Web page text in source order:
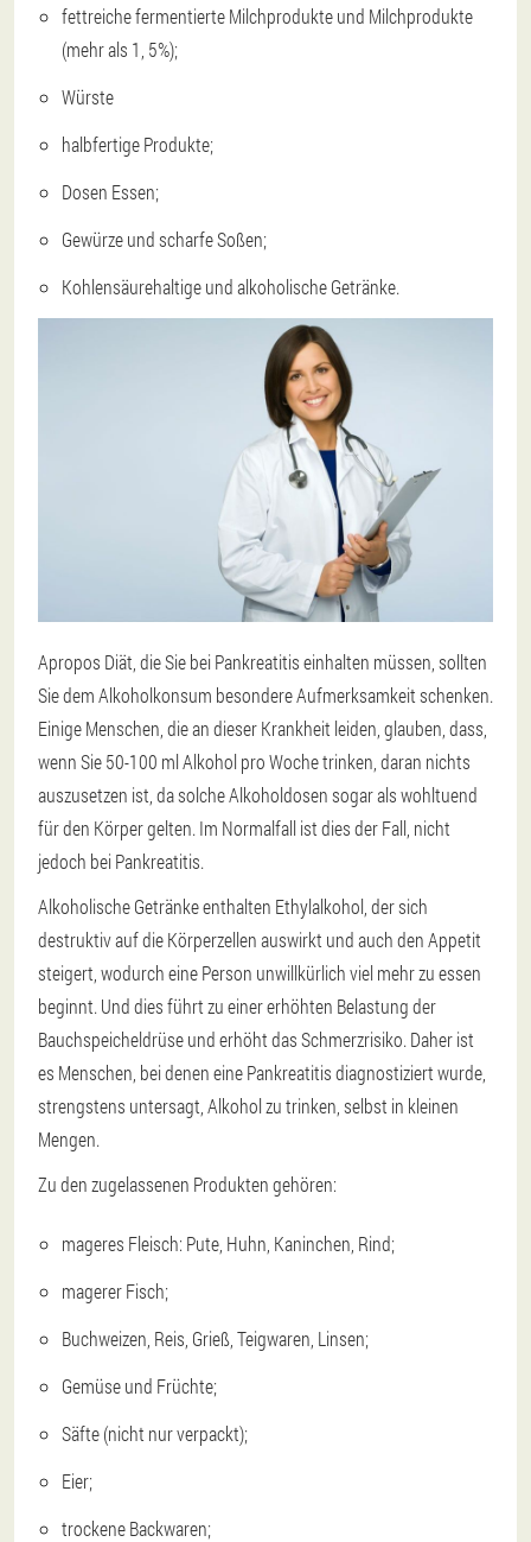
fettreiche fermentierte Milchprodukte und Milchprodukte
(mehr als 1, 5%);
Würste
halbfertige Produkte;
Dosen Essen;
Gewürze und scharfe Soßen;
Kohlensäurehaltige und alkoholische Getränke.
Apropos Diät, die Sie bei Pankreatitis einhalten müssen, sollten
Sie dem Alkoholkonsum besondere Aufmerksamkeit schenken.
Einige Menschen, die an dieser Krankheit leiden, glauben, dass,
wenn Sie 50-100 ml Alkohol pro Woche trinken, daran nichts
auszusetzen ist, da solche Alkoholdosen sogar als wohltuend
für den Körper gelten. Im Normalfall ist dies der Fall, nicht
jedoch bei Pankreatitis.
Alkoholische Getränke enthalten Ethylalkohol, der sich
destruktiv auf die Körperzellen auswirkt und auch den Appetit
steigert, wodurch eine Person unwillkürlich viel mehr zu essen
beginnt. Und dies führt zu einer erhöhten Belastung der
Bauchspeicheldrüse und erhöht das Schmerzrisiko. Daher ist
es Menschen, bei denen eine Pankreatitis diagnostiziert wurde,
strengstens untersagt, Alkohol zu trinken, selbst in kleinen
Mengen.
Zu den zugelassenen Produkten gehören:
mageres Fleisch: Pute, Huhn, Kaninchen, Rind;
magerer Fisch;
Buchweizen, Reis, Grieß, Teigwaren, Linsen;
Gemüse und Früchte;
Säfte (nicht nur verpackt);
Eier;
trockene Backwaren;